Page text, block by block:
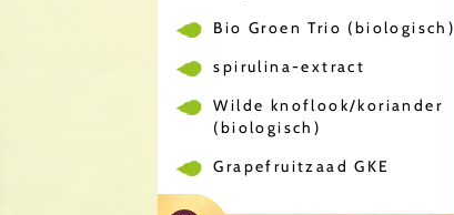
Bio Groen Trio (biologisch)
spirulina-extract
Wilde knoflook/koriander
(biologisch)
Grapefruitzaad GKE